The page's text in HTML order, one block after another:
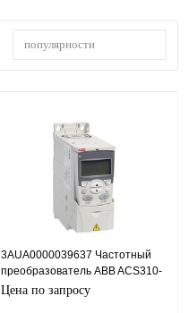
популярности
3AUA0000039637 Частотный
преобразователь ABB ACS310-
03E-41A8-4, 18,5кВт, 380В
Цена по запросу